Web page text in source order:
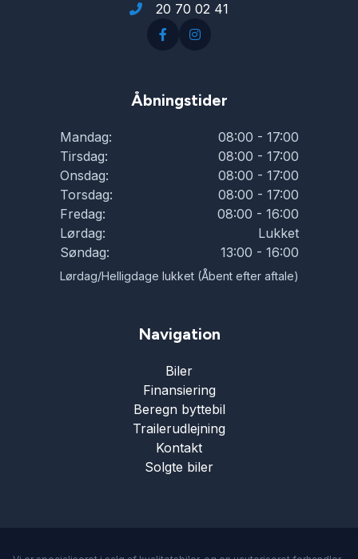
20 70 02 41
Åbningstider
Mandag:
08:00 - 17:00
Tirsdag:
08:00 - 17:00
Onsdag:
08:00 - 17:00
Torsdag:
08:00 - 17:00
Fredag:
08:00 - 16:00
Lørdag:
Lukket
Søndag:
13:00 - 16:00
Lørdag/Helligdage lukket (Åbent efter aftale)
Navigation
Biler
Finansiering
Beregn byttebil
Trailerudlejning
Kontakt
Solgte biler